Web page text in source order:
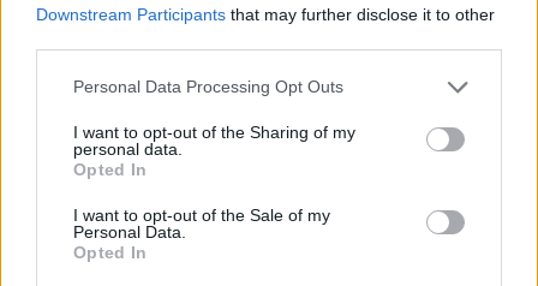
Downstream Participants that may further disclose it to other
Personal Data Processing Opt Outs
I want to opt-out of the Sharing of my
personal data.
Opted In
I want to opt-out of the Sale of my
Personal Data.
Opted In